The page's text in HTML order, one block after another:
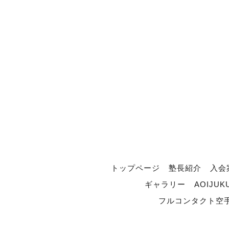
トップページ 塾長紹介
入
ギャラリー
フルコンタクト空